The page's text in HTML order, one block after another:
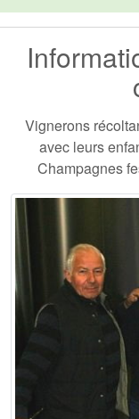
Vignerons
avec leurs
Champagnes